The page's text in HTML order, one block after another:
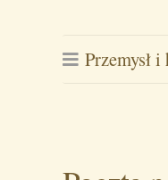
Przemysł i